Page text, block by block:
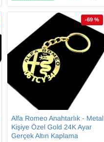
-69 %
Alfa Romeo Anahtarlık - Metal
Kişiye Özel Gold 24K Ayar
Gerçek Altın Kaplama